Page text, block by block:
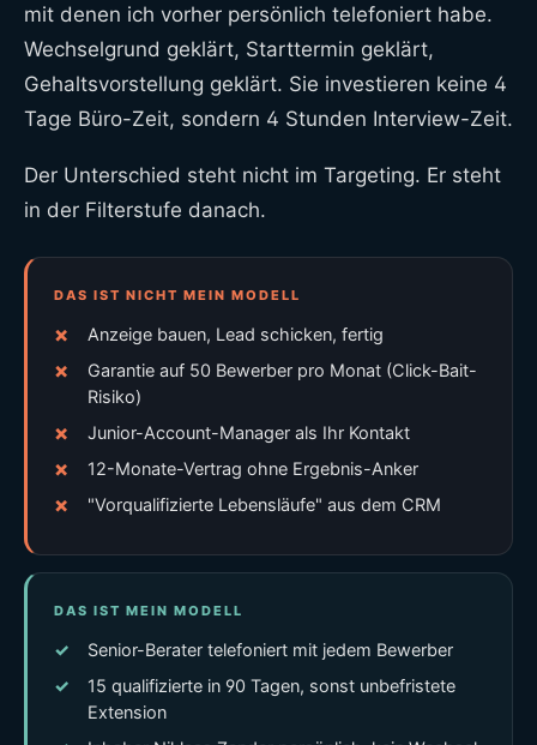
mit denen ich vorher persönlich telefoniert habe.
Wechselgrund geklärt, Starttermin geklärt,
Gehaltsvorstellung geklärt. Sie investieren keine 4
Tage Büro-Zeit, sondern 4 Stunden Interview-Zeit.
Der Unterschied steht nicht im Targeting. Er steht
in der Filterstufe danach.
DAS IST NICHT MEIN MODELL
Anzeige bauen, Lead schicken, fertig
Garantie auf 50 Bewerber pro Monat (Click-Bait-
Risiko)
Junior-Account-Manager als Ihr Kontakt
12-Monate-Vertrag ohne Ergebnis-Anker
"Vorqualifizierte Lebensläufe" aus dem CRM
DAS IST MEIN MODELL
Senior-Berater telefoniert mit jedem Bewerber
15 qualifizierte in 90 Tagen, sonst unbefristete
Extension